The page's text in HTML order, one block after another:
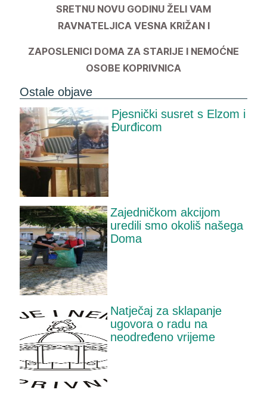
SRETNU NOVU GODINU ŽELI VAM
RAVNATELJICA VESNA KRIŽAN I
ZAPOSLENICI DOMA ZA STARIJE I NEMOĆNE
OSOBE KOPRIVNICA
Ostale objave
Pjesnički susret s Elzom i
Đurđicom
Zajedničkom akcijom
uredili smo okoliš našega
Doma
Natječaj za sklapanje
ugovora o radu na
neodređeno vrijeme